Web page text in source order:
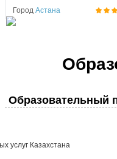
Город Астана
Образовательный
услуг Казахстана